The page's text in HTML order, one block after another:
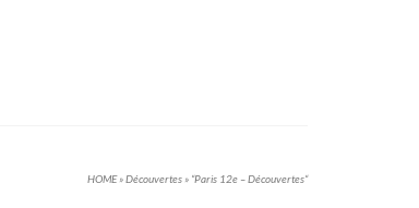
HOME»Découvertes » “Paris 12e – Découvertes“